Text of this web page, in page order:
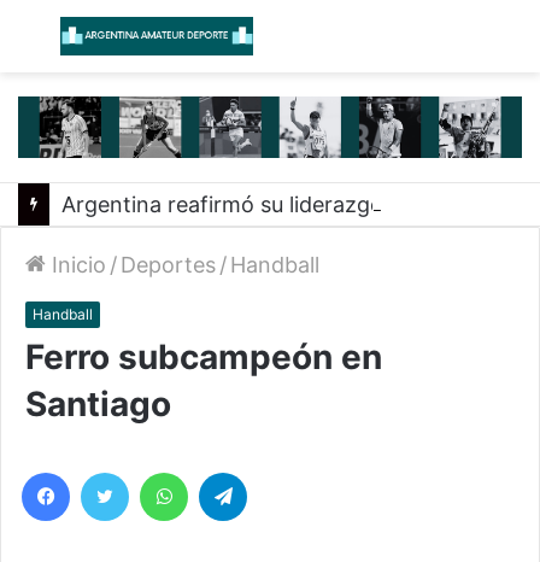
Menú
Inicio /Deportes/Handball
Handball
Ferro subcampeón en
Santiago